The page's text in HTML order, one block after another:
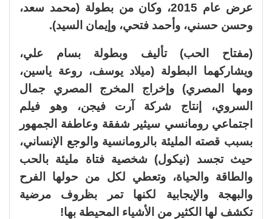
عرض عام 2015، وكان من بطولة (محمد سعد،
وحسن حسني، وأحمد فتحي، وإيمان السيد).
(مفتاح الحب) تأليف وبطولة بسام علي،
ويشاركهما البطولة (ميلاد يوسف، روعة ياسين،
ومها المصري) وإخراج المخرج المصري جمال
السروي، إنتاج شركة آرت فيجن، وهو فيلم
اجتماعي رومانسي سيثير شفقة وعاطفة الجمهور
بسبب قصته المليئة بالرومانسية والوجع الإنساني،
حيث تجسد (نيكول) شخصية فتاة مليئة بالحب
والطاقة والحياة، وتعطي لكل من حولها الفرح
والبهجة والإيجابية لكنها تمر بظروف مرضية
تكشف لها الكثير من الأشياء المحيطة بها!